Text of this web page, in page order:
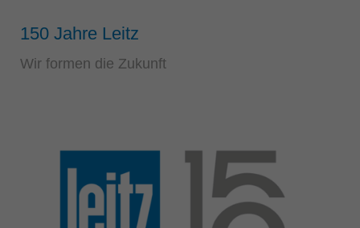
english
Türkiye
Việt Nam
tiếng việt
中国
中文
150 Jahre Leitz
Wir formen die Zukunft